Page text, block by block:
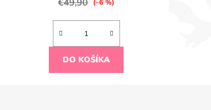
€49,90 (–6 %)
DO KOŠÍKA